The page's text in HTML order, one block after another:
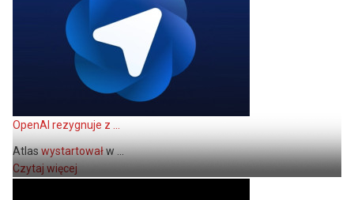
OpenAI rezygnuje z ...
Atlaswystartowałw ...
Czytaj więcej